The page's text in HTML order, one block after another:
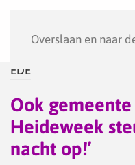
Overslaan en naar
EDE
Ook
Heideweek
nacht op!’